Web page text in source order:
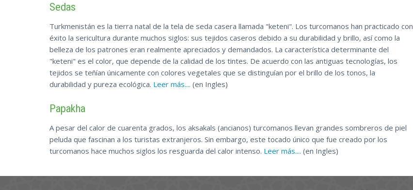
Sedas
Turkmenistán es la tierra natal de la tela de seda casera llamada "keteni". Los turcomanos han practicado con
éxito la sericultura durante muchos siglos: sus tejidos caseros debido a su durabilidad y brillo, así como la
belleza de los patrones eran realmente apreciados y demandados. La característica determinante del
"keteni" es el color, que depende de la calidad de los tintes. De acuerdo con las antiguas tecnologías, los
tejidos se teñían únicamente con colores vegetales que se distinguían por el brillo de los tonos, la
durabilidad y pureza ecológica. Leer más.... (en Ingles)
Papakha
A pesar del calor de cuarenta grados, los aksakals (ancianos) turcomanos llevan grandes sombreros de piel
peluda que fascinan a los turistas extranjeros. Sin embargo, este tocado único que fue creado por los
turcomanos hace muchos siglos los resguarda del calor intenso. Leer más.... (en Ingles)